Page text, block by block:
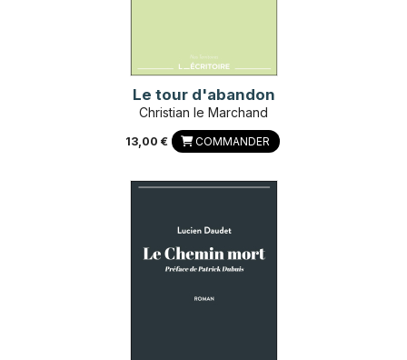
Le tour d'abandon
Christian le Marchand
13,00 € COMMANDER